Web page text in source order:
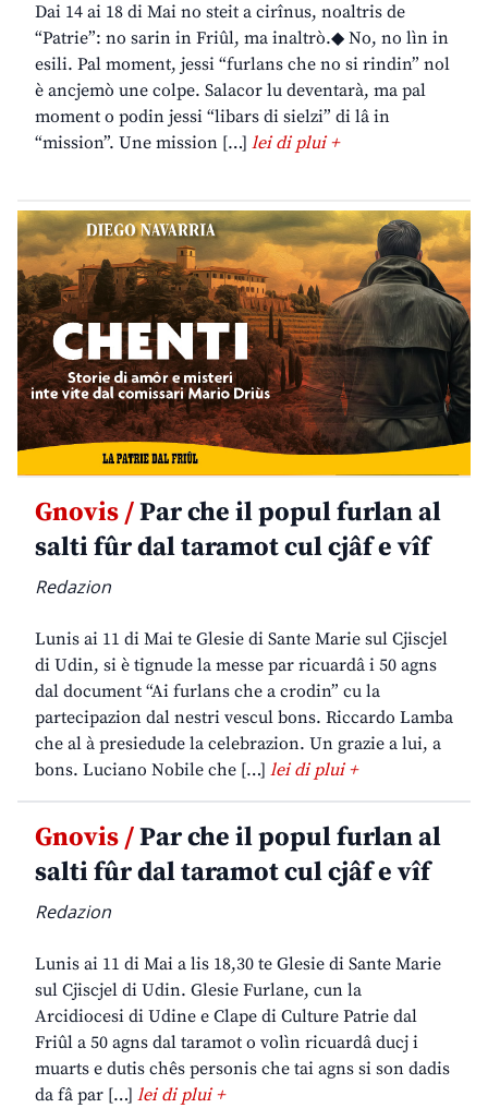
Dai 14 ai 18 di Mai no steit a cirînus, noaltris de
“Patrie”: no sarin in Friûl, ma inaltrò.◆ No, no lìn in
esili. Pal moment, jessi “furlans che no si rindin” nol
è ancjemò une colpe. Salacor lu deventarà, ma pal
moment o podin jessi “libars di sielzi” di lâ in
“mission”. Une mission […] lei di plui +
Gnovis /Par che il popul furlan al
salti fûr dal taramot cul cjâf e vîf
Redazion
Lunis ai 11 di Mai te Glesie di Sante Marie sul Cjiscjel
di Udin, si è tignude la messe par ricuardâ i 50 agns
dal document “Ai furlans che a crodin” cu la
partecipazion dal nestri vescul bons. Riccardo Lamba
che al à presiedude la celebrazion. Un grazie a lui, a
bons. Luciano Nobile che […] lei di plui +
Gnovis /Par che il popul furlan al
salti fûr dal taramot cul cjâf e vîf
Redazion
Lunis ai 11 di Mai a lis 18,30 te Glesie di Sante Marie
sul Cjiscjel di Udin. Glesie Furlane, cun la
Arcidiocesi di Udine e Clape di Culture Patrie dal
Friûl a 50 agns dal taramot o volìn ricuardâ ducj i
muarts e dutis chês personis che tai agns si son dadis
da fâ par […] lei di plui +